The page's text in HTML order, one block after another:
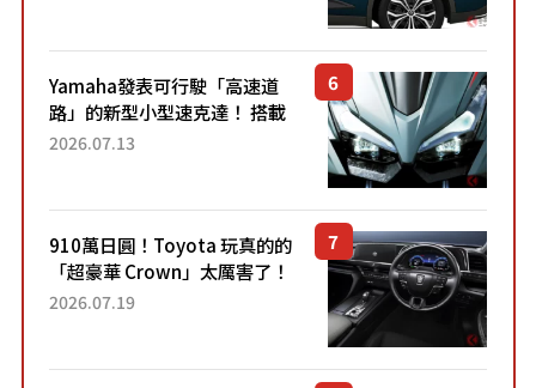
Yamaha發表可行駛「高速道
路」的新型小型速克達！ 搭載
能享受超強勁「渦輪感」的動
2026.07.13
910萬日圓！Toyota 玩真的的
「超豪華 Crown」太厲害了！
採用由「匠人技藝」打造的
2026.07.19